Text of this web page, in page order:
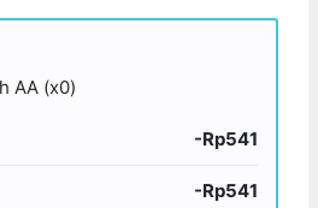
AA (x0)
-Rp541
-Rp541